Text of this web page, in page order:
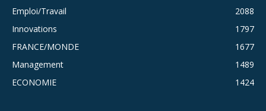
Emploi/Travail
2088
Innovations
1797
FRANCE/MONDE
1677
Management
1489
ECONOMIE
1424